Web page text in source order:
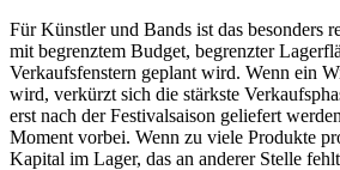
Für Künstler und Bands ist das besonders
mit begrenztem Budget, begrenzter
Verkaufsfenstern geplant wird. Wenn ein
wird, verkürzt sich die stärkste
erst nach der Festivalsaison geliefert
Moment vorbei. Wenn zu viele Produkte
Kapital im Lager, das an anderer Stelle